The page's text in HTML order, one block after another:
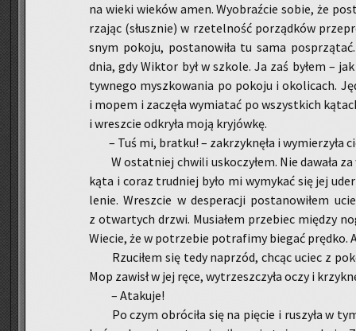
na wieki wie­ków amen. Wy­obraź­cie sobie, że
rza­jąc (słusz­nie) w rze­tel­ność po­rząd­ków
snym po­ko­ju, po­sta­no­wi­ła tu sama
dnia, gdy Wik­tor był w szko­le. Ja zaś byłem –
tyw­ne­go mysz­ko­wa­nia po po­ko­ju i oko­li­cach.
i mopem i za­czę­ła wy­mia­tać po wszyst­kich
i wresz­cie od­kry­ła moją kry­jów­kę.
– Tuś mi, brat­ku! – za­krzyk­nę­ła i wy­mie­rzy­ła
W ostat­niej chwi­li usko­czy­łem. Nie da­wa­ła
kąta i coraz trud­niej było mi wy­my­kać się jej
le­nie. Wresz­cie w de­spe­ra­cji po­sta­no­wi­łem
z otwar­tych drzwi. Mu­sia­łem prze­biec mię­dzy
Wie­cie, że w po­trze­bie po­tra­fi­my bie­gać pręd­ko.
Rzu­ci­łem się tedy na­przód, chcąc uciec z
Mop za­wisł w jej ręce, wy­trzesz­czy­ła oczy i
– Ata­ku­je!
Po czym ob­ró­ci­ła się na pię­cie i ru­szy­ła w